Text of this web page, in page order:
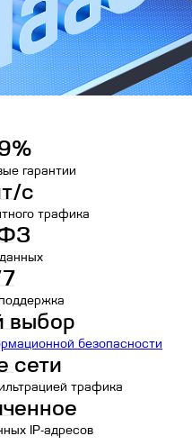
гарантии
с
трафика
выбор
безопасности
сети
трафика
IP-адресов